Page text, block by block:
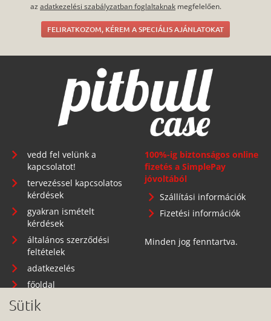
az adatkezelési szabályzatban foglaltaknak megfelelően.
FELIRATKOZOM, KÉREM A SPECIÁLIS AJÁNLATOKAT
vedd fel velünk a
kapcsolatot!
tervezéssel kapcsolatos
kérdések
gyakran ismételt
kérdések
általános szerződési
feltételek
adatkezelés
főoldal
100%-ig biztonságos online
fizetés a SimplePay
jóvoltából
Szállítási információk
Fizetési információk
Minden jog fenntartva.
Sütik